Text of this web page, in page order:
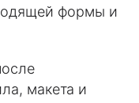
формы и
макета и